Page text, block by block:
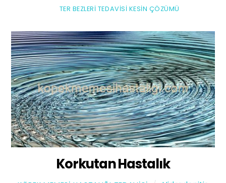
TER BEZLERI TEDAVISI KESIN ÇÖZÜMÜ
Korkutan Hastalık